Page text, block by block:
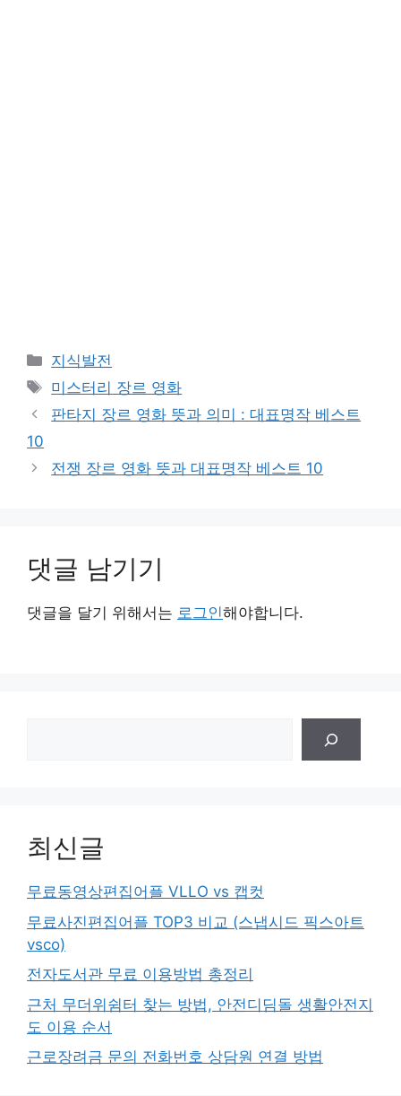
카
테
고
리
지식발전
태
그
미스터리 장르 영화
판타지 장르 영화 뜻과 의미 : 대표명작 베스트
10
전쟁 장르 영화 뜻과 대표명작 베스트 10
댓글 남기기
댓글을 달기 위해서는 로그인해야합니다.
최신글
무료동영상편집어플 VLLO vs 캡컷
무료사진편집어플 TOP3 비교 (스냅시드 픽스아트
vsco)
전자도서관 무료 이용방법 총정리
근처 무더위쉼터 찾는 방법, 안전디딤돌 생활안전지
도 이용 순서
근로장려금 문의 전화번호 상담원 연결 방법